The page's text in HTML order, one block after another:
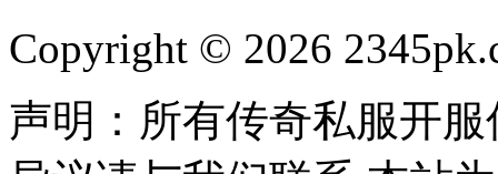
Copyright © 2026
声明：所有传奇私服开